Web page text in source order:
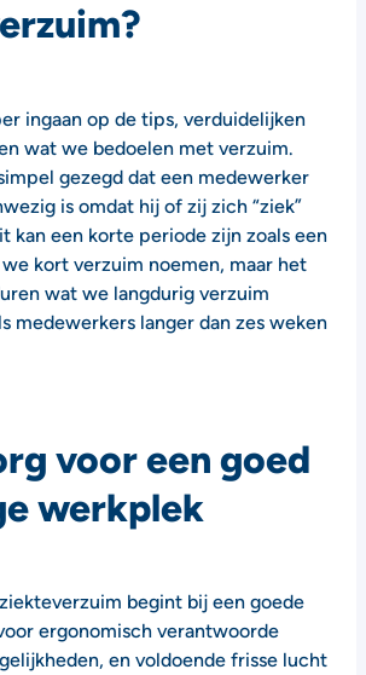
ingaan op de tips, verduidelijken
wat we bedoelen met verzuim.
gezegd dat een medewerker
is omdat hij of zij zich “ziek”
kan een korte periode zijn zoals een
kort verzuim noemen, maar het
wat we langdurig verzuim
medewerkers langer dan zes weken
voor een goed
werkplek
begint bij een goede
ergonomisch verantwoorde
en voldoende frisse lucht